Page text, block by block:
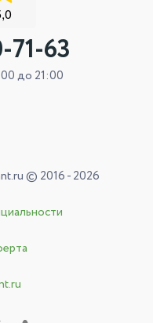
71-63
до 21:00
© 2016 - 2026